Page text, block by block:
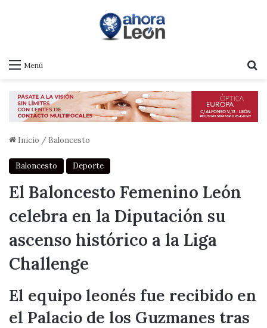
Menú
Inicio / Baloncesto
Baloncesto Deporte
El Baloncesto Femenino León
celebra en la Diputación su
ascenso histórico a la Liga
Challenge
El equipo leonés fue recibido en
el Palacio de los Guzmanes tras